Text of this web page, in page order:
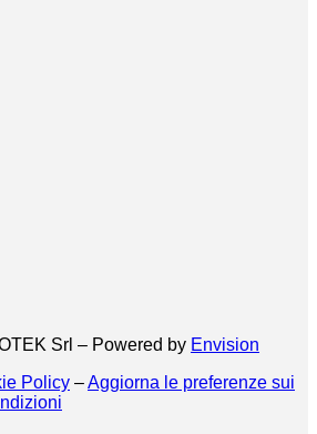
Srl – Powered by Envision
Policy –Aggiorna le preferenze sui